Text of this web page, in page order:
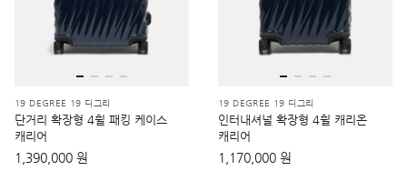
19 DEGREE 19 디그리
단거리 확장형 4휠 패킹 케이스
캐리어
1,390,000 원
19 DEGREE 19 디그리
인터내셔널 확장형 4휠 캐리온
캐리어
1,170,000 원